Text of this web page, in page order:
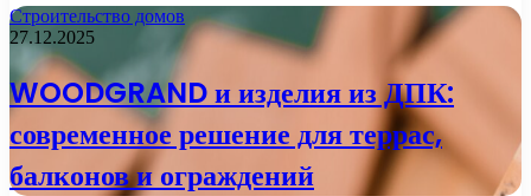
Строительство домов
27.12.2025
WOODGRAND и изделия из ДПК:
современное решение для террас,
балконов и ограждений